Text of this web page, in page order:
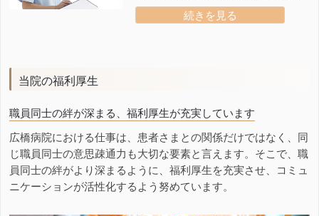
続きを見る
当院の福利厚生
職員同士の絆が深まる、福利厚生が充実しています
広橋病院における仕事は、患者さまとの関係だけではなく、同
じ職員同士の意思疎通力も大切な要素と言えます。そこで、職
員同士の絆がより深まるように、福利厚生を充実させ、コミュ
ニケーションが活性化するよう努めています。